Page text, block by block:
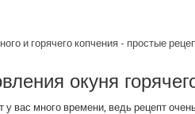
и горячего копчения - простые
окуня
у вас много времени, ведь рецепт